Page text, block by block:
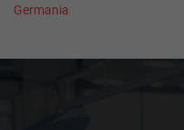
Germania